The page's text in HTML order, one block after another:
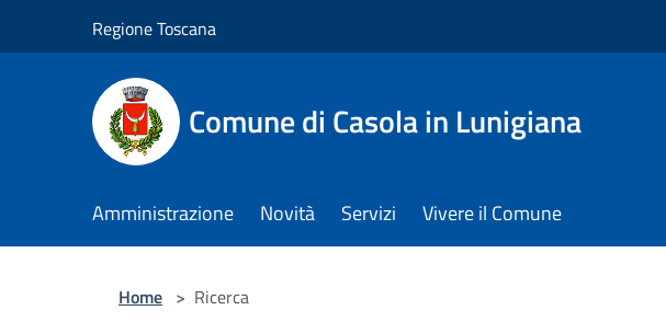
Regione Toscana
Comune di Casola in Lunigiana
Amministrazione Novità Servizi Vivere il Comune
Home > Ricerca